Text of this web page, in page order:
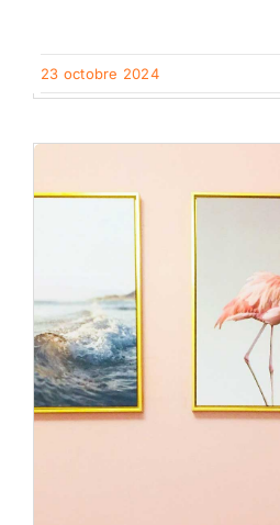
23 octobre 2024